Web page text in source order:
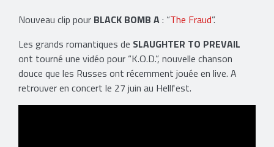
Nouveau clip pour BLACK BOMB A: “The Fraud”.
Les grands romantiques de SLAUGHTER TO PREVAIL
ont tourné une vidéo pour “K.O.D.”, nouvelle chanson
douce que les Russes ont récemment jouée en live. A
retrouver en concert le 27 juin au Hellfest.